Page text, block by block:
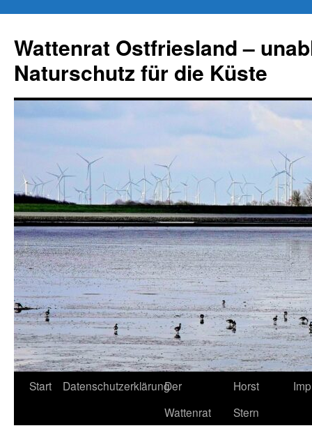
springen
Wattenrat Ostfriesland –
Naturschutz für die Küste
Start DatenschutzerklärungDer
Wattenrat
Horst
Stern